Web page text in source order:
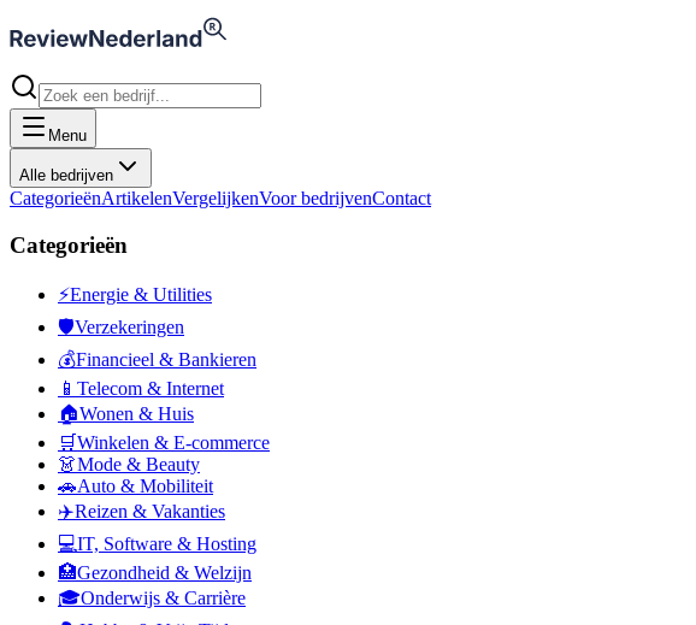
Menu
Alle bedrijven
CategorieënArtikelenVergelijkenVoor bedrijvenContact
Categorieën
⚡Energie & Utilities
🛡️Verzekeringen
💰Financieel & Bankieren
📱 Telecom & Internet
🏠Wonen & Huis
🛒Winkelen & E-commerce
👗Mode & Beauty
🚗Auto & Mobiliteit
✈️Reizen & Vakanties
💻IT, Software & Hosting
🏥Gezondheid & Welzijn
🎓Onderwijs & Carrière